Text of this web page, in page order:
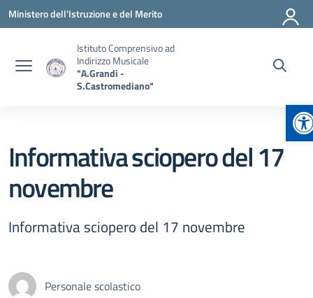
Vai ai contenuti
Vai al menu di navigazione
Vai al footer
Ministero dell'Istruzione e del Merito
Istituto Comprensivo ad
Indirizzo Musicale
"A.Grandi -
S.Castromediano"
Informativa sciopero del 17
novembre
Informativa sciopero del 17 novembre
Personale scolastico